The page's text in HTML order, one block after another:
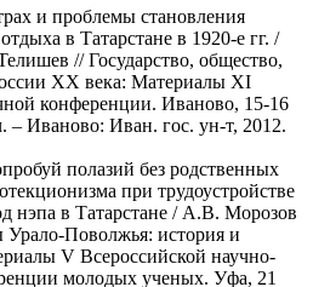
и проблемы становления
в Татарстане в 1920-е гг. /
// Государство, общество,
ХХ века: Материалы XI
конференции. Иваново, 15-16
– Иваново: Иван. гос. ун-т, 2012.
полазий без родственных
при трудоустройстве
нэпа в Татарстане / А.В. Морозов
Урало-Поволжья: история и
V Всероссийской научно-
молодых ученых. Уфа, 21